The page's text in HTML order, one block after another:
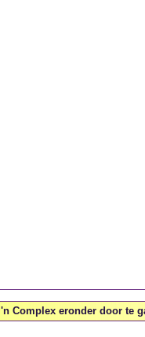
'n Complex eronder door te